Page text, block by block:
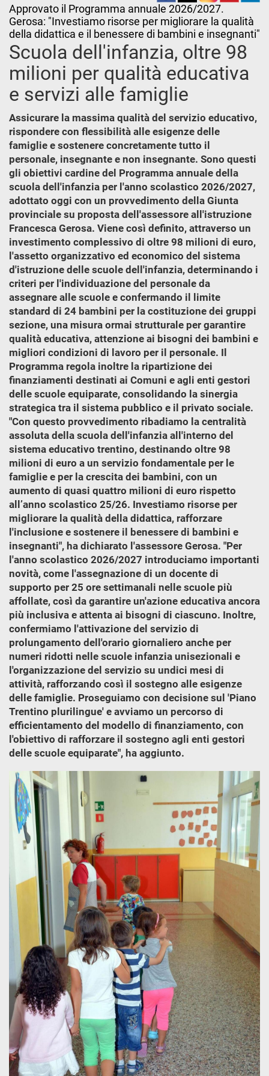
Approvato il Programma annuale 2026/2027.
Gerosa: "Investiamo risorse per migliorare la qualità
della didattica e il benessere di bambini e insegnanti"
Scuola dell'infanzia, oltre 98
milioni per qualità educativa
e servizi alle famiglie
Assicurare la massima qualità del servizio educativo,
rispondere con flessibilità alle esigenze delle
famiglie e sostenere concretamente tutto il
personale, insegnante e non insegnante. Sono questi
gli obiettivi cardine del Programma annuale della
scuola dell'infanzia per l'anno scolastico 2026/2027,
adottato oggi con un provvedimento della Giunta
provinciale su proposta dell'assessore all'istruzione
Francesca Gerosa. Viene così definito, attraverso un
investimento complessivo di oltre 98 milioni di euro,
l'assetto organizzativo ed economico del sistema
d'istruzione delle scuole dell'infanzia, determinando i
criteri per l'individuazione del personale da
assegnare alle scuole e confermando il limite
standard di 24 bambini per la costituzione dei gruppi
sezione, una misura ormai strutturale per garantire
qualità educativa, attenzione ai bisogni dei bambini e
migliori condizioni di lavoro per il personale. Il
Programma regola inoltre la ripartizione dei
finanziamenti destinati ai Comuni e agli enti gestori
delle scuole equiparate, consolidando la sinergia
strategica tra il sistema pubblico e il privato sociale.
"Con questo provvedimento ribadiamo la centralità
assoluta della scuola dell'infanzia all'interno del
sistema educativo trentino, destinando oltre 98
milioni di euro a un servizio fondamentale per le
famiglie e per la crescita dei bambini, con un
aumento di quasi quattro milioni di euro rispetto
all’anno scolastico 25/26. Investiamo risorse per
migliorare la qualità della didattica, rafforzare
l'inclusione e sostenere il benessere di bambini e
insegnanti", ha dichiarato l'assessore Gerosa. "Per
l'anno scolastico 2026/2027 introduciamo importanti
novità, come l'assegnazione di un docente di
supporto per 25 ore settimanali nelle scuole più
affollate, così da garantire un'azione educativa ancora
più inclusiva e attenta ai bisogni di ciascuno. Inoltre,
confermiamo l'attivazione del servizio di
prolungamento dell'orario giornaliero anche per
numeri ridotti nelle scuole infanzia unisezionali e
l'organizzazione del servizio su undici mesi di
attività, rafforzando così il sostegno alle esigenze
delle famiglie. Proseguiamo con decisione sul 'Piano
Trentino plurilingue' e avviamo un percorso di
efficientamento del modello di finanziamento, con
l'obiettivo di rafforzare il sostegno agli enti gestori
delle scuole equiparate", ha aggiunto.